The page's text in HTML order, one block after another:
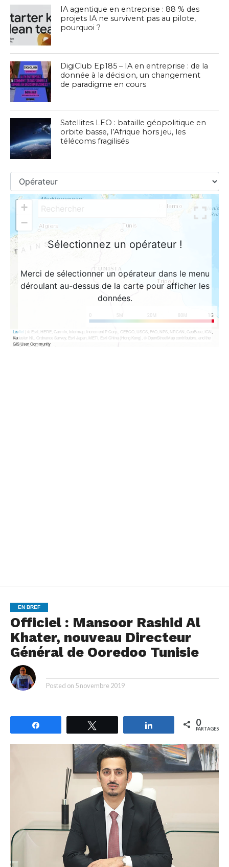
IA agentique en entreprise : 88 % des
projets IA ne survivent pas au pilote,
pourquoi ?
DigiClub Ep185 – IA en entreprise : de la
donnée à la décision, un changement
de paradigme en cours
Satellites LEO : bataille géopolitique en
orbite basse, l’Afrique hors jeu, les
télécoms fragilisés
EN BREF
Officiel : Mansoor Rashid Al
Khater, nouveau Directeur
Général de Ooredoo Tunisie
Posted on 5 novembre 2019
Partagez 0
PARTAGES